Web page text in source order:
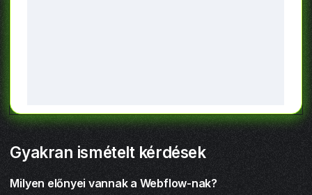
Gyakran ismételt kérdések
Milyen előnyei vannak a Webflow-nak?